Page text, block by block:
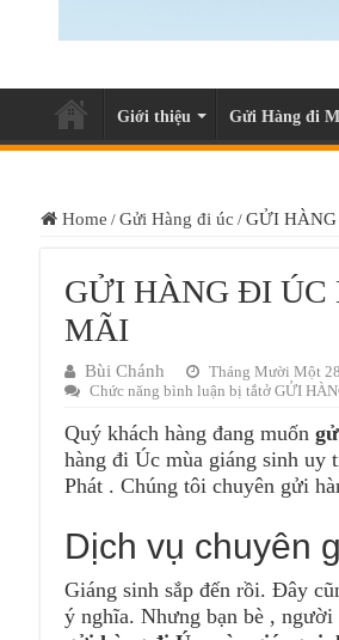
Giới thiệu Gửi Hàng đi
Home / Gửi Hàng đi úc / GỬI
GỬI HÀNG ĐI ÚC
MÃI
Bùi Chánh Tháng Mười Một
Chức năng bình luận bị tắtở GỬI
Quý khách hàng đang muốn
hàng đi Úc mùa giáng sinh
Phát . Chúng tôi chuyên gửi
Dịch vụ chuyên
Giáng sinh sắp đến rồi. Đây
ý nghĩa. Nhưng bạn bè ,